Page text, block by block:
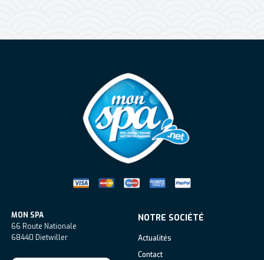
MON SPA
66 Route Nationale
68440 Dietwiller
NOTRE SOCIÉTÉ
Actualités
Contact